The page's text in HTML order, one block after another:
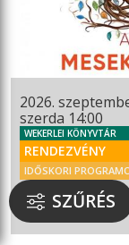
2026.
szerda 14:00
WEKERLEI KÖNYVTÁR
RENDEZVÉNY
IDŐSKORI
A NÉPMESÉK
2026.09.02.
SZŰRÉS